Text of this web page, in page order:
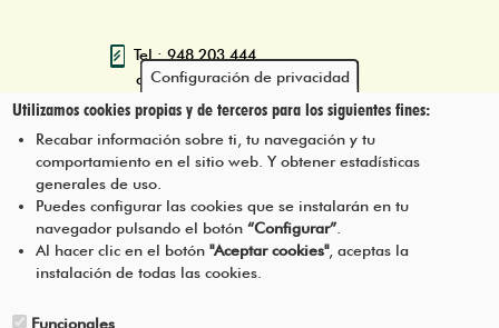
Tel.: 948 203 444
atencion@mancoeduca.com
Iruñerriko Mankomunitatearen
Ingurumen Heziketarako Eskola
Pie
Menú
JARRI HARREMANETAN GUREKIN
Configuración de privacidad
Utilizamos cookies propias y de terceros para los siguientes fines:
Recabar información sobre ti, tu navegación y tu
comportamiento en el sitio web. Y obtener estadísticas
generales de uso.
Puedes configurar las cookies que se instalarán en tu
navegador pulsando el botón“Configurar”
Al hacer clic en el botón"Aceptar cookies", aceptas la
instalación de todas las cookies.
Funcionales